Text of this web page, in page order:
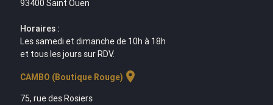
93400 Saint Ouen
Horaires :
Les samedi et dimanche de 10h à 18h
et tous les jours sur RDV.
CAMBO (Boutique Rouge) location_on
75, rue des Rosiers